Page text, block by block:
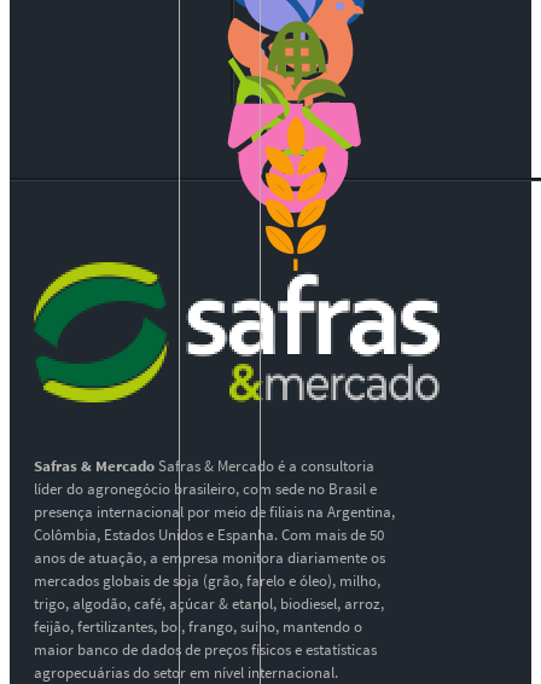
Safras & MercadoSafras & Mercado é a consultoria
líder do agronegócio brasileiro, com sede no Brasil e
presença internacional por meio de filiais na Argentina,
Colômbia, Estados Unidos e Espanha. Com mais de 50
anos de atuação, a empresa monitora diariamente os
mercados globais de soja (grão, farelo e óleo), milho,
trigo, algodão, café, açúcar & etanol, biodiesel, arroz,
feijão, fertilizantes, boi, frango, suíno, mantendo o
maior banco de dados de preços físicos e estatísticas
agropecuárias do setor em nível internacional.